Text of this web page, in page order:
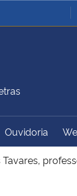
Ministério da
Ministério do
Desenvolvimento
Ouvidoria
Tavares,